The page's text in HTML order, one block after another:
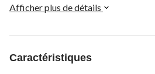
confiance en vous et de vous procurer
est doté d'un fini en zinc durable pour
l'usure. Les maillons de liaison ne
Afficher plus de détails
Caractéristiques